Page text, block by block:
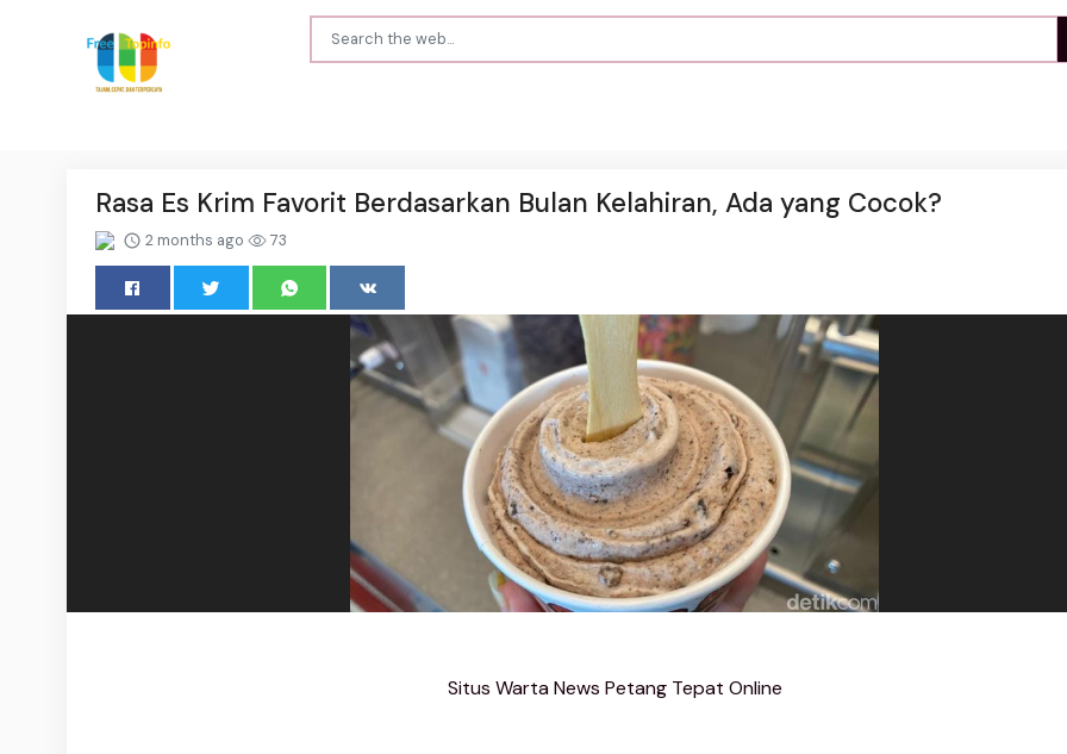
Rasa Es Krim Favorit Berdasarkan Bulan Kelahiran, Ada yang Cocok?
2 months ago 73
Situs Warta News Petang Tepat Online